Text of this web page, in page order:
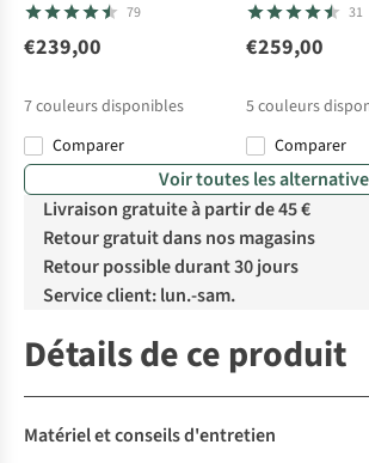
79
€239,00
7couleurs disponibles
Comparer
31
€259,00
5couleurs
Comparer
Voir toutes les
Livraison gratuite à partir de 45 €
Retour gratuit dans nos magasins
Retour possible durant 30 jours
Service client: lun.-sam.
Détails de ce produit
Matériel et conseils d'entretien